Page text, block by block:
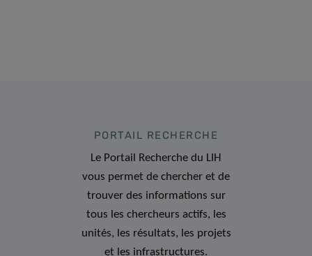
PORTAIL RECHERCHE
Le Portail Recherche du LIH
vous permet de chercher et de
trouver des informations sur
tous les chercheurs actifs, les
unités, les résultats, les projets
et les infrastructures.